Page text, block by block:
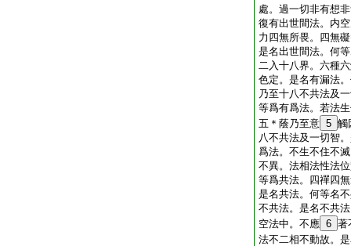
處。過一切非有想
復有出世間法。内
力四無所畏。四無
是名出世間法。何
二入十八界。六種
色定。是名有漏法
乃至十八不共法及
等爲有爲法。若法
五＊蔭乃至意 5 觸
八不共法及一切智
爲法。不生不住不
不異。法相法性法
等爲共法。四禪四
是名共法。何等名
不共法。是名不共
空法中。不應 6 著
法不二相不動故。